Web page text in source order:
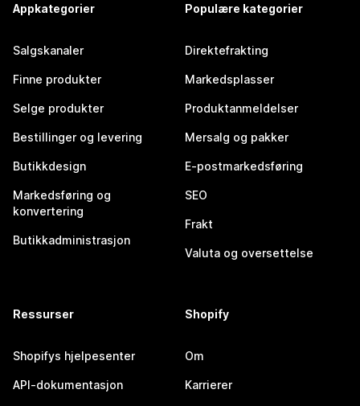
Appkategorier
Salgskanaler
Finne produkter
Selge produkter
Bestillinger og levering
Butikkdesign
Markedsføring og
konvertering
Butikkadministrasjon
Populære kategorier
Direktefrakting
Markedsplasser
Produktanmeldelser
Mersalg og pakker
E-postmarkedsføring
SEO
Frakt
Valuta og oversettelse
Ressurser
Shopifys hjelpesenter
API-dokumentasjon
Shopify
Om
Karrierer